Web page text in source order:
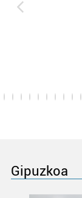
Gipuzkoa